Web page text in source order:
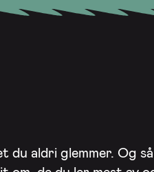
du aldri glemmer. Og